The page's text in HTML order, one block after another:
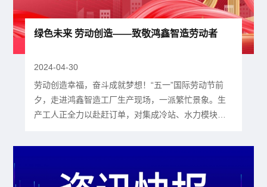
绿色未来 劳动创造——致敬鸿鑫智造劳动者
2024-04-30
劳动创造幸福，奋斗成就梦想！“五一”国际劳动节前
夕，走进鸿鑫智造工厂生产现场，一派繁忙景象。生
产工人正全力以赴赶订单，对集成冷站、水力模块等
质量，旨在为客户打造高品质产品。伴随着科技的持
数字化为理念，深度整合自动化、智能化及机器人技